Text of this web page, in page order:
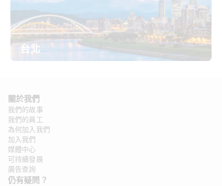
台北
關於我們
我們的故事
我們的員工
為何加入我們
加入我們
媒體中心
可持續發展
廣告查詢
仍有疑問？